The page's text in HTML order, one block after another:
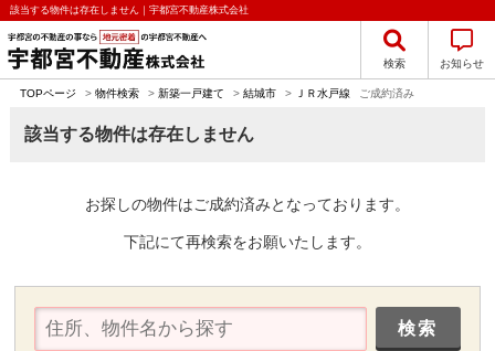
該当する物件は存在しません｜宇都宮不動産株式会社
検索 お知らせ
TOPページ > 物件検索 > 新築一戸建て > 結城市 > ＪＲ水戸線 ご成約済み
該当する物件は存在しません
お探しの物件はご成約済みとなっております。
下記にて再検索をお願いたします。